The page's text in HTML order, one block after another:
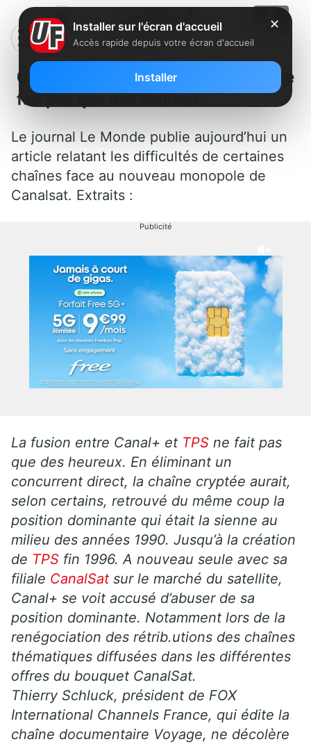
Canalsat: le nouveau monopole ne
fait pas que des heureux
Le journal Le Monde publie aujourd’hui un
article relatant les difficultés de certaines
chaînes face au nouveau monopole de
Canalsat. Extraits :
Publicité
La fusion entre Canal+ et TPS ne fait pas
que des heureux. En éliminant un
concurrent direct, la chaîne cryptée aurait,
selon certains, retrouvé du même coup la
position dominante qui était la sienne au
milieu des années 1990. Jusqu’à la création
de TPS fin 1996. A nouveau seule avec sa
filiale CanalSat sur le marché du satellite,
Canal+ se voit accusé d’abuser de sa
position dominante. Notamment lors de la
renégociation des rétrib.utions des chaînes
thématiques diffusées dans les différentes
offres du bouquet CanalSat.
Thierry Schluck, président de FOX
International Channels France, qui édite la
chaîne documentaire Voyage, ne décolère
✕
Installer sur l'écran d'accueil
Accès rapide depuis votre écran d'accueil
Installer